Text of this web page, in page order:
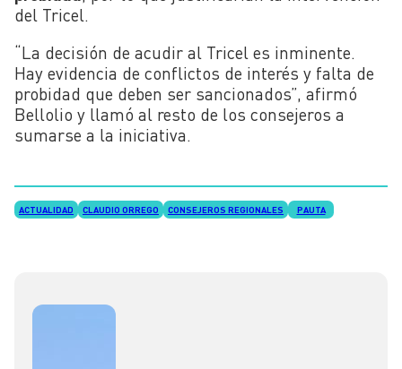
del Tricel.
“La decisión de acudir al Tricel es inminente.
Hay evidencia de conflictos de interés y falta de
probidad que deben ser sancionados”, afirmó
Bellolio y llamó al resto de los consejeros a
sumarse a la iniciativa.
ACTUALIDAD CLAUDIO ORREGO CONSEJEROS REGIONALES PAUTA